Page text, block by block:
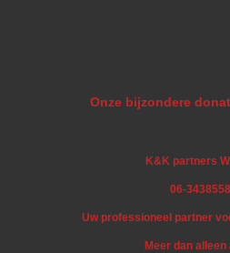
Onze bijzondere
K&K partners
06-
Uw professioneel partner
Meer dan alleen